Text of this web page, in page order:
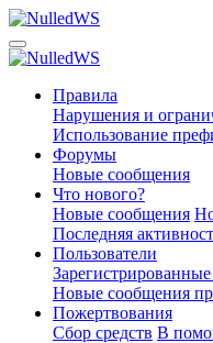
Правила
Нарушения и
Использование
Форумы
Новые сообщения
Что нового?
Новые сообщения
Последняя
Пользователи
Зарегистрированные
Новые сообщения
Пожертвования
Сбор средств В